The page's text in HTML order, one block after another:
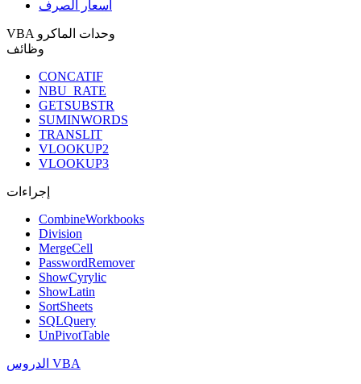
أسعار الصرف
VBA وحدات الماكرو
وظائف
CONCATIF
NBU_RATE
GETSUBSTR
SUMINWORDS
TRANSLIT
VLOOKUP2
VLOOKUP3
إجراءات
CombineWorkbooks
Division
MergeCell
PasswordRemover
ShowCyrylic
ShowLatin
SortSheets
SQLQuery
UnPivotTable
الدروس VBA